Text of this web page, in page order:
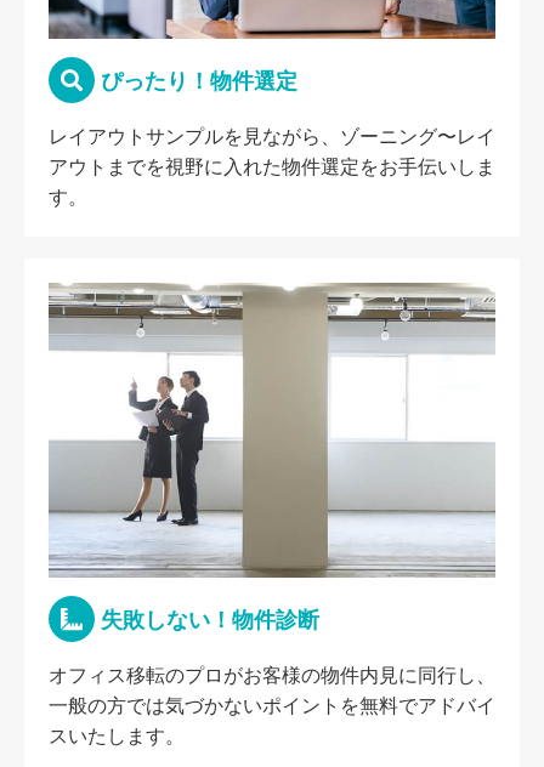
ぴったり！物件選定
レイアウトサンプルを見ながら、ゾーニング〜レイ
アウトまでを視野に入れた物件選定をお手伝いしま
す。
失敗しない！物件診断
オフィス移転のプロがお客様の物件内見に同行し、
一般の方では気づかないポイントを無料でアドバイ
スいたします。